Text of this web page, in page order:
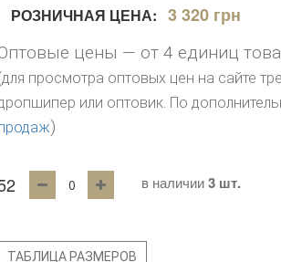
РОЗНИЧНАЯ ЦЕНА: 3 320 грн
цены — от 4 единиц
просмотра оптовых цен на сайте
или оптовик. По
)
в наличии 3 шт.
ТАБЛИЦА РАЗМЕРОВ